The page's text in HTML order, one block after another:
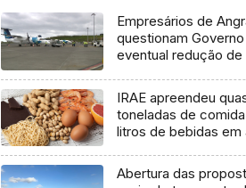
Empresários de
questionam
eventual redução de
IRAE apreendeu
toneladas de
litros de bebidas em
Abertura das